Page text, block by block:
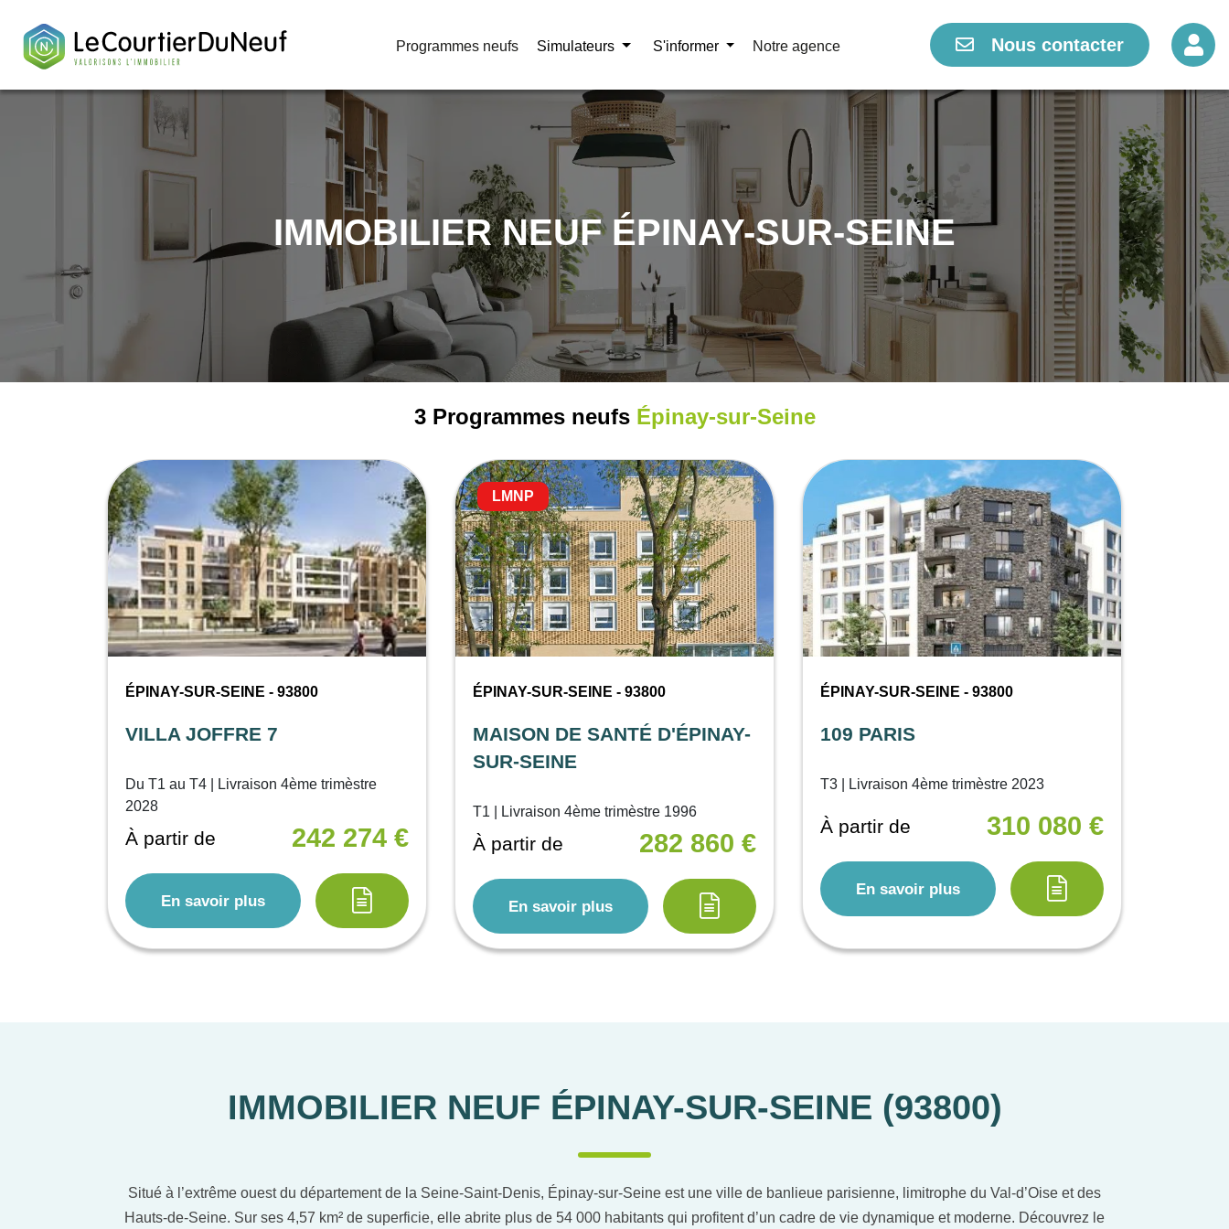
Programmes neufs Simulateurs S'informer Notre agence Nous contacter
Programmes neufs Simulateurs S'informer Notre agence Nous contacter
IMMOBILIER NEUF ÉPINAY-SUR-SEINE
3 Programmes neufs Épinay-sur-Seine
ÉPINAY-SUR-SEINE - 93800
VILLA JOFFRE 7
Du T1 au T4 | Livraison 4ème trimèstre
2028
À partir de 242 274 €
En savoir plus
LMNP
ÉPINAY-SUR-SEINE - 93800
MAISON DE SANTÉ D'ÉPINAY-
SUR-SEINE
T1 | Livraison 4ème trimèstre 1996
À partir de 282 860 €
En savoir plus
ÉPINAY-SUR-SEINE - 93800
109 PARIS
T3 | Livraison 4ème trimèstre 2023
À partir de 310 080 €
En savoir plus
IMMOBILIER NEUF ÉPINAY-SUR-SEINE (93800)
Situé à l’extrême ouest du département de la Seine-Saint-Denis, Épinay-sur-Seine est une ville de banlieue parisienne, limitrophe du Val-d’Oise et des
Hauts-de-Seine. Sur ses 4,57 km² de superficie, elle abrite plus de 54 000 habitants qui profitent d’un cadre de vie dynamique et moderne. Découvrez le